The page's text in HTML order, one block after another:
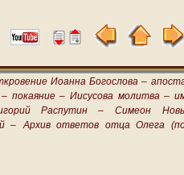
Иоанна Богослова –
покаяние – Иисусова молитва –
Распутин – Симеон
–
Архив ответов отца Олега